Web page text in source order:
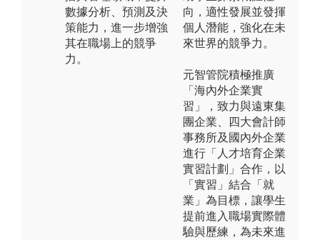
數據分析、預測及決
策能力，進一步增強
其在職場上的競爭
力。
向，適性發展並發揮
個人潛能，強化在未
來世界的競爭力。
元智管院積極推廣
「海內外企業實
習」，致力與遠東集
團企業、四大會計師
事務所及國內外企業
進行「人才培育企業
實習計劃」合作，以
「實習」結合「就
業」為目標，讓學生
提前進入職場實際體
驗與歷練，為未來進